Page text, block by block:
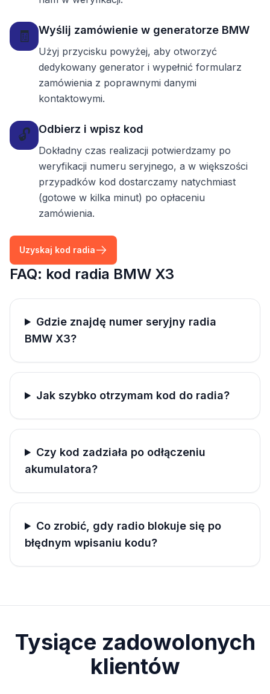
🧾 Wyślij zamówienie w generatorze BMW
Użyj przycisku powyżej, aby otworzyć
dedykowany generator i wypełnić formularz
zamówienia z poprawnymi danymi
kontaktowymi.
🔓 Odbierz i wpisz kod
Dokładny czas realizacji potwierdzamy po
weryfikacji numeru seryjnego, a w większości
przypadków kod dostarczamy natychmiast
(gotowe w kilka minut) po opłaceniu
zamówienia.
Uzyskaj kod radia
FAQ: kod radia BMW X3
Gdzie znajdę numer seryjny radia
BMW X3?
Jak szybko otrzymam kod do radia?
Czy kod zadziała po odłączeniu
akumulatora?
Co zrobić, gdy radio blokuje się po
błędnym wpisaniu kodu?
Tysiące zadowolonych
klientów